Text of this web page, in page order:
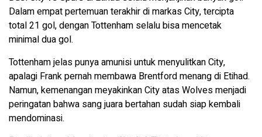
Dalam empat pertemuan terakhir di markas City, tercipta
total 21 gol, dengan Tottenham selalu bisa mencetak
minimal dua gol.
Tottenham jelas punya amunisi untuk menyulitkan City,
apalagi Frank pernah membawa Brentford menang di Etihad.
Namun, kemenangan meyakinkan City atas Wolves menjadi
peringatan bahwa sang juara bertahan sudah siap kembali
mendominasi.